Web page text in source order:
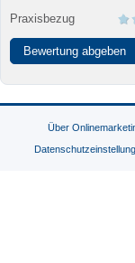
Praxisbezug
Über